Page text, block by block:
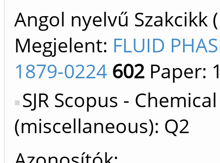
Angol nyelvű
Megjelent: FLUID
1879-0224 602 Paper:
SJR Scopus -
(miscellaneous): Q2